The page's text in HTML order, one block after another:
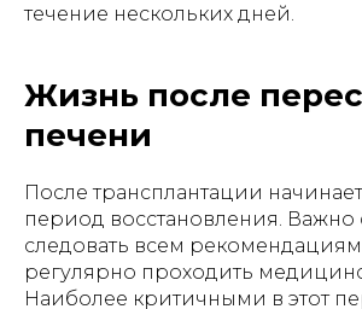
течение нескольких дней.
Жизнь после
печени
После трансплантации
период восстановления. Важно
следовать всем
регулярно проходить
Наиболее критичными в этот